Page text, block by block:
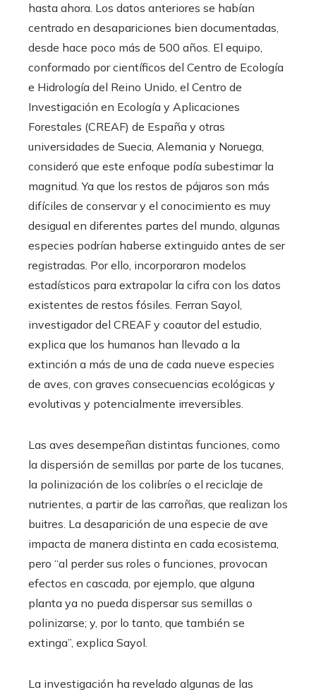
hasta ahora. Los datos anteriores se habían
centrado en desapariciones bien documentadas,
desde hace poco más de 500 años. El equipo,
conformado por científicos del Centro de Ecología
e Hidrología del Reino Unido, el Centro de
Investigación en Ecología y Aplicaciones
Forestales (CREAF) de España y otras
universidades de Suecia, Alemania y Noruega,
consideró que este enfoque podía subestimar la
magnitud. Ya que los restos de pájaros son más
difíciles de conservar y el conocimiento es muy
desigual en diferentes partes del mundo, algunas
especies podrían haberse extinguido antes de ser
registradas. Por ello, incorporaron modelos
estadísticos para extrapolar la cifra con los datos
existentes de restos fósiles. Ferran Sayol,
investigador del CREAF y coautor del estudio,
explica que los humanos han llevado a la
extinción a más de una de cada nueve especies
de aves, con graves consecuencias ecológicas y
evolutivas y potencialmente irreversibles.
Las aves desempeñan distintas funciones, como
la dispersión de semillas por parte de los tucanes,
la polinización de los colibríes o el reciclaje de
nutrientes, a partir de las carroñas, que realizan los
buitres. La desaparición de una especie de ave
impacta de manera distinta en cada ecosistema,
pero “al perder sus roles o funciones, provocan
efectos en cascada, por ejemplo, que alguna
planta ya no pueda dispersar sus semillas o
polinizarse; y, por lo tanto, que también se
extinga”, explica Sayol.
La investigación ha revelado algunas de las